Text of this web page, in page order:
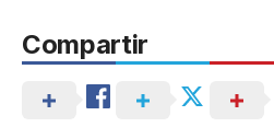
Compartir